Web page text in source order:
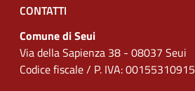
CONTATTI
Comune di Seui
Via della Sapienza 38 - 08037 Seui
Codice fiscale / P. IVA: 00155310915